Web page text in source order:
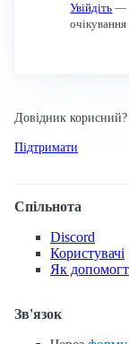
Увійдіть —
Довідник
Підтримати
Спільнота
Discord
Користувачі
Як
Зв'язок